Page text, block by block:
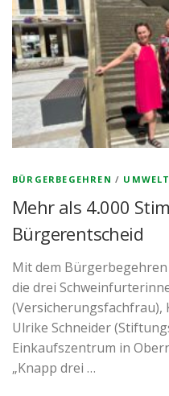
BÜRGERBEGEHREN / UMWELT
Mehr als 4.000
Bürgerentscheid
Mit dem
die drei
(Versicherungsfachfrau),
Ulrike Schneider
Einkaufszentrum in
„Knapp drei …